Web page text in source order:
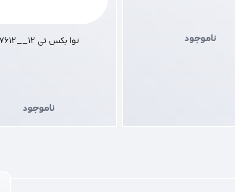
ناموجود نوا بکس تی 12__7612
ناموجود